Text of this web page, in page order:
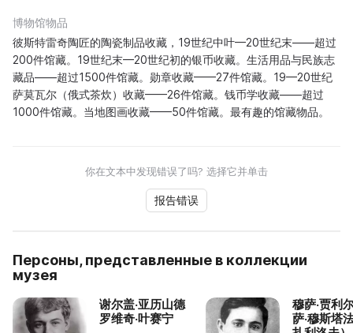
博物馆物品
彼斯特雷奇陶匠的陶瓷制品收藏，19世纪中叶—20世纪末——超过
200件馆藏。19世纪末—20世纪初的银币收藏。生活用品与民族志
藏品——超过1500件馆藏。勋章收藏——27件馆藏。19—20世纪
萨莫瓦尔（俄式茶炊）收藏——26件馆藏。钱币学收藏——超过
1000件馆藏。当地图画收藏——50件馆藏。最有趣的馆藏物品。
你在文本中发现错误了吗? 选择它并单击
报告错误
Персоны, представленные в коллекции
музея
谢尔盖·亚历山德
罗维奇·叶赛宁
穆萨·贾利
萨·穆斯塔